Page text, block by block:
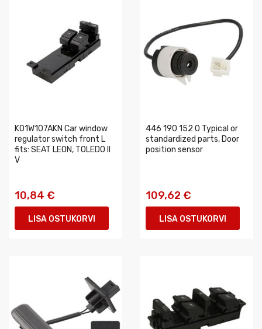
K01W107AKN Car window
regulator switch front L
fits: SEAT LEON, TOLEDO II
V
10,84 €
LISA OSTUKORVI
446 190 152 0 Typical or
standardized parts, Door
position sensor
109,62 €
LISA OSTUKORVI